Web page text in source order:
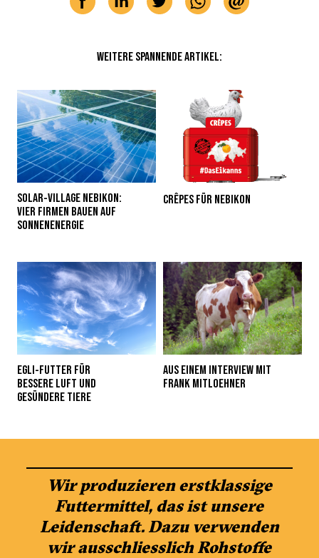
WEITERE SPANNENDE ARTIKEL:
SOLAR-VILLAGE NEBIKON:
VIER FIRMEN BAUEN AUF
SONNENENERGIE
CRÊPES FÜR NEBIKON
EGLI-FUTTER FÜR
BESSERE LUFT UND
GESÜNDERE TIERE
AUS EINEM INTERVIEW MIT
FRANK MITLOEHNER
Wir produzieren erstklassige
Futtermittel, das ist unsere
Leidenschaft. Dazu verwenden
wir ausschliesslich Rohstoffe